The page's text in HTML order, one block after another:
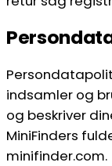
indsamler og
og beskriver
MiniFinders
minifinder.com.